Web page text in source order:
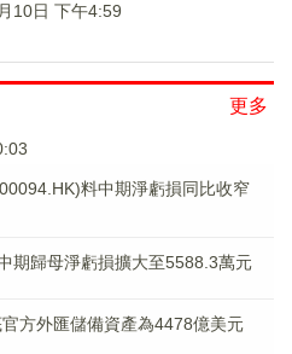
10日 下午4:59
更多
料中期淨虧損同比收窄
期歸母淨虧損擴大至5588.3萬元
方外匯儲備資產為4478億美元